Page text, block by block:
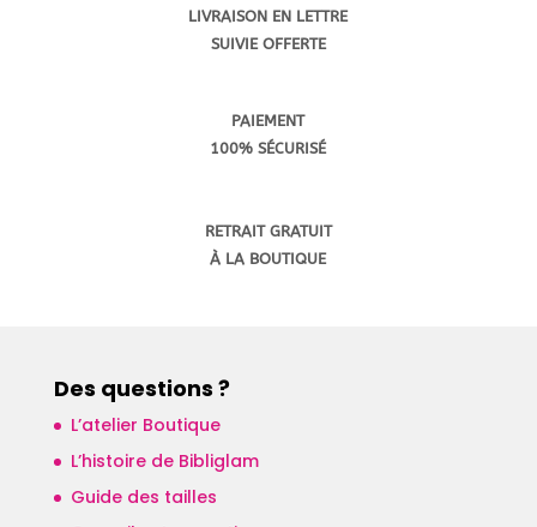
LIVRAISON EN LETTRE
SUIVIE OFFERTE
PAIEMENT
100% SÉCURISÉ
RETRAIT GRATUIT
À LA BOUTIQUE
Des questions ?
L’atelier Boutique
L’histoire de Bibliglam
Guide des tailles